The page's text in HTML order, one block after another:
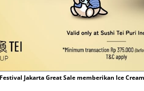
Jakarta Great Sale memberikan Ice